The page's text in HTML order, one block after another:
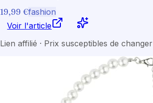
19,99 €fashion
Voir l'article
Lien affilié · Prix susceptibles de changer